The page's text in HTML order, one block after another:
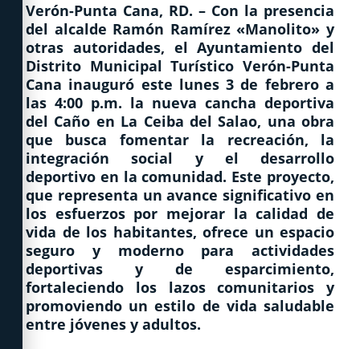
Verón-Punta Cana, RD. – Con la presencia
del alcalde Ramón Ramírez «Manolito» y
otras autoridades, el Ayuntamiento del
Distrito Municipal Turístico Verón-Punta
Cana inauguró este lunes 3 de febrero a
las 4:00 p.m. la nueva cancha deportiva
del Caño en La Ceiba del Salao, una obra
que busca fomentar la recreación, la
integración social y el desarrollo
deportivo en la comunidad. Este proyecto,
que representa un avance significativo en
los esfuerzos por mejorar la calidad de
vida de los habitantes, ofrece un espacio
seguro y moderno para actividades
deportivas y de esparcimiento,
fortaleciendo los lazos comunitarios y
promoviendo un estilo de vida saludable
entre jóvenes y adultos.